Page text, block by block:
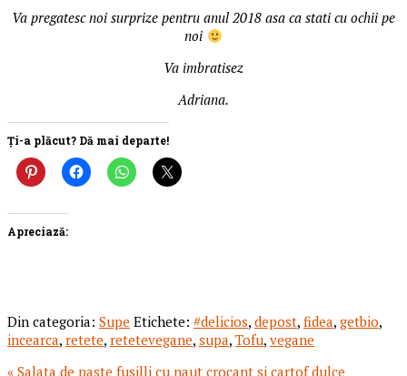
Va pregatesc noi surprize pentru anul 2018 asa ca stati cu ochii pe
noi
Va imbratisez
Adriana.
Ți-a plăcut? Dă mai departe!
Apreciază:
Din categoria: Supe Etichete: #delicios, depost, fidea, getbio,
incearca, retete, retetevegane, supa, Tofu, vegane
Articol
« Salata de paste fusilli cu naut crocant si cartof dulce